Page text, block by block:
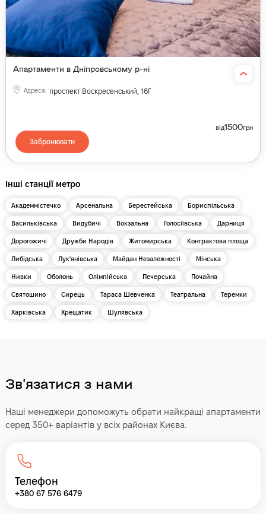
Апартаменти в Дніпровському р-ні
Адреса: проспект Воскресенський, 16Г
від1500грн
Забронювати
Інші станції метро
Академмістечко Арсенальна Берестейська Бориспільська
Васильківська Видубичі Вокзальна Голосіївська Дарниця
Дорогожичі Дружби Народів Житомирська Контрактова площа
Либідська Лук'янівська Майдан Незалежності Мінська
Нивки Оболонь Олімпійська Печерська Почайна
Святошино Сирець Тараса Шевченка Театральна Теремки
Харківська Хрещатик Шулявська
Звʼязатися з нами
Наші менеджери допоможуть обрати найкращі апартаменти
серед 350+ варіантів у всіх районах Києва.
Телефон
+380 67 576 6479